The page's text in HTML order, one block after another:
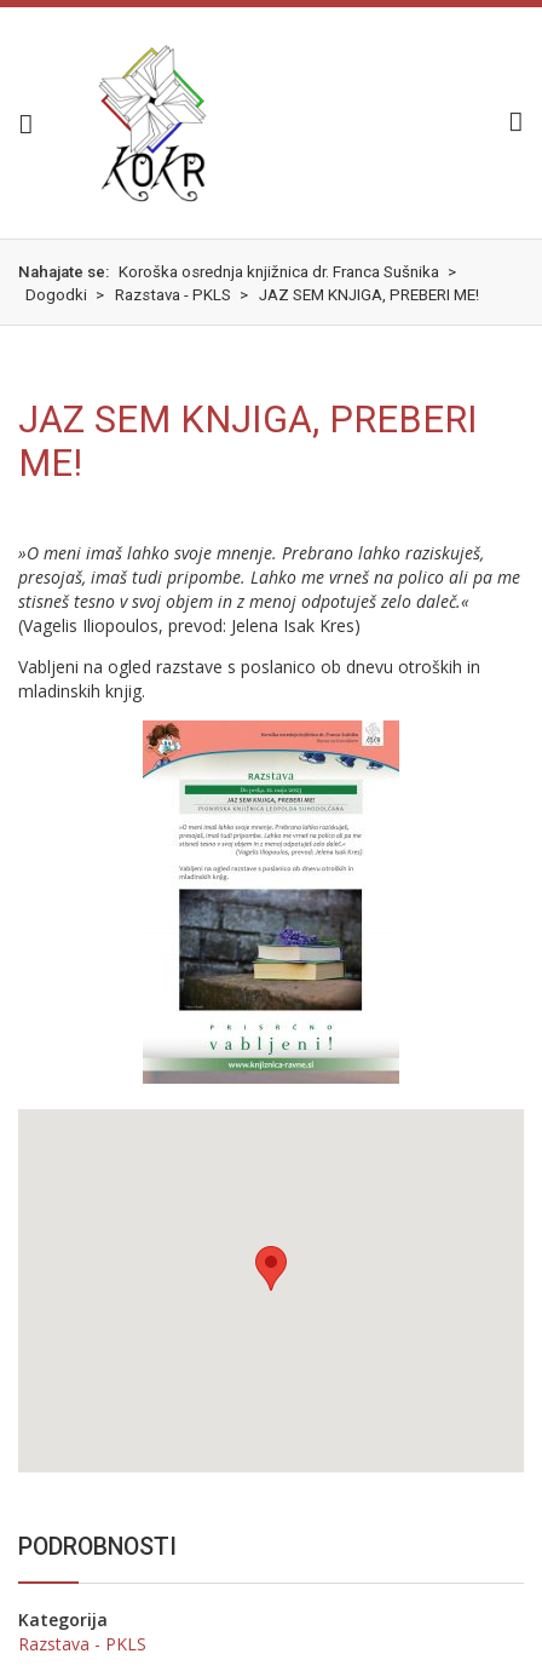
Skok
izjava
Nahajate se: Koroška osrednja knjižnica dr. Franca Sušnika >
Dogodki > Razstava - PKLS > JAZ SEM KNJIGA, PREBERI ME!
JAZ SEM KNJIGA, PREBERI
ME!
»O meni imaš lahko svoje mnenje. Prebrano lahko raziskuješ,
presojaš, imaš tudi pripombe. Lahko me vrneš na polico ali pa me
stisneš tesno v svoj objem in z menoj odpotuješ zelo daleč.«
(Vagelis Iliopoulos, prevod: Jelena Isak Kres)
Vabljeni na ogled razstave s poslanico ob dnevu otroških in
mladinskih knjig.
PODROBNOSTI
Kategorija
Razstava - PKLS